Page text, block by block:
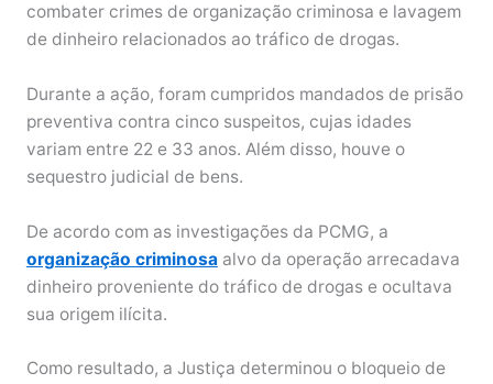
combater crimes de organização criminosa e lavagem
de dinheiro relacionados ao tráfico de drogas.
Durante a ação, foram cumpridos mandados de prisão
preventiva contra cinco suspeitos, cujas idades
variam entre 22 e 33 anos. Além disso, houve o
sequestro judicial de bens.
De acordo com as investigações da PCMG, a
organização criminosaalvo da operação arrecadava
dinheiro proveniente do tráfico de drogas e ocultava
sua origem ilícita.
Como resultado, a Justiça determinou o bloqueio de